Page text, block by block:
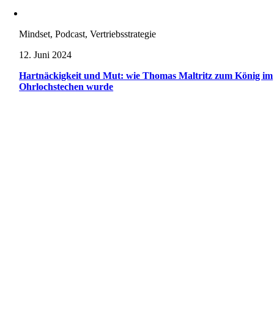
Mindset, Podcast, Vertriebsstrategie
12. Juni 2024
Hartnäckigkeit und Mut: wie Thomas Maltritz zum König im
Ohrlochstechen wurde